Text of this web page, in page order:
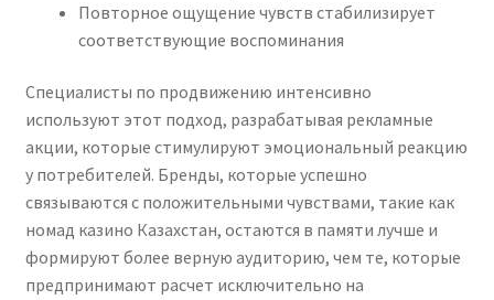
Повторное ощущение чувств стабилизирует
соответствующие воспоминания
Специалисты по продвижению интенсивно
используют этот подход, разрабатывая рекламные
акции, которые стимулируют эмоциональный реакцию
у потребителей. Бренды, которые успешно
связываются с положительными чувствами, такие как
номад казино Казахстан, остаются в памяти лучше и
формируют более верную аудиторию, чем те, которые
предпринимают расчет исключительно на